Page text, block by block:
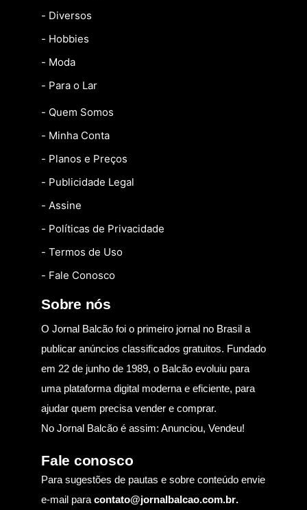
- Diversos
- Hobbies
- Moda
- Para o Lar
- Quem Somos
- Minha Conta
- Planos e Preços
- Publicidade Legal
- Assine
- Políticas de Privacidade
- Termos de Uso
- Fale Conosco
Sobre nós
O Jornal Balcão foi o primeiro jornal no Brasil a
publicar anúncios classificados gratuitos. Fundado
em 22 de junho de 1989, o Balcão evoluiu para
uma plataforma digital moderna e eficiente, para
ajudar quem precisa vender e comprar.
No Jornal Balcão é assim: Anunciou, Vendeu!
Fale conosco
Para sugestões de pautas e sobre conteúdo envie
e-mail para contato@jornalbalcao.com.br.